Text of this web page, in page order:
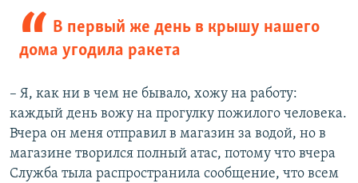
В первый же день в крышу нашего
дома угодила ракета
– Я, как ни в чем не бывало, хожу на работу:
каждый день вожу на прогулку пожилого человека.
Вчера он меня отправил в магазин за водой, но в
магазине творился полный атас, потому что вчера
Служба тыла распространила сообщение, что всем